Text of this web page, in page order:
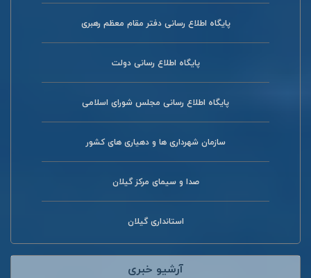
پایگاه اطلاع رسانی دفتر مقام معظم رهبری
پایگاه اطلاع رسانی دولت
پایگاه اطلاع رسانی مجلس شورای اسلامی
سازمان شهرداری ها و دهیاری های کشور
صدا و سیمای مرکز گیلان
استانداری گیلان
آرشیو خبری